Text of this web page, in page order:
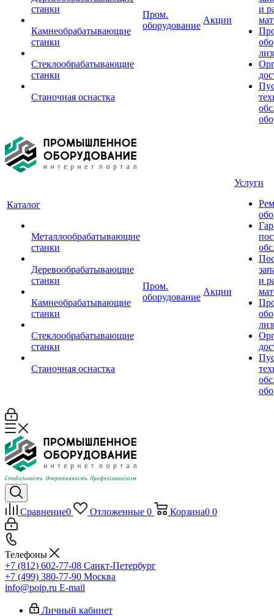
станки
Камнеобрабатывающие
станки
Стеклообрабатывающие
станки
Станочная оснастка
Пром.
оборудование
Акции
и
Каталог
Металлообрабатывающие
станки
Деревообрабатывающие
станки
Камнеобрабатывающие
станки
Стеклообрабатывающие
станки
Станочная оснастка
Пром.
оборудование
Акции
Услуги
и
Сравнение0 Отложенные 0 Корзина0 0
Телефоны
+7 (812) 602-77-08 Санкт-Петербург
+7 (499) 380-77-90 Москва
info@poip.ru E-mail
Личный кабинет